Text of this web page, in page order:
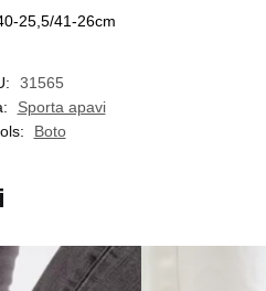
25,5/41-26cm
31565
Sporta apavi
Boto